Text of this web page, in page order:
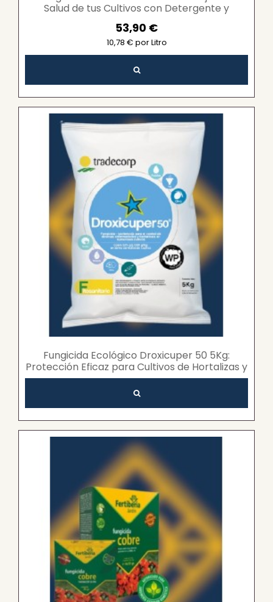
Salud de tus Cultivos con Detergente y
Aditivo...
53,90 €
10,78 € por Litro
Fungicida Ecológico Droxicuper 50 5Kg:
Protección Eficaz para Cultivos de Hortalizas y
Frutales